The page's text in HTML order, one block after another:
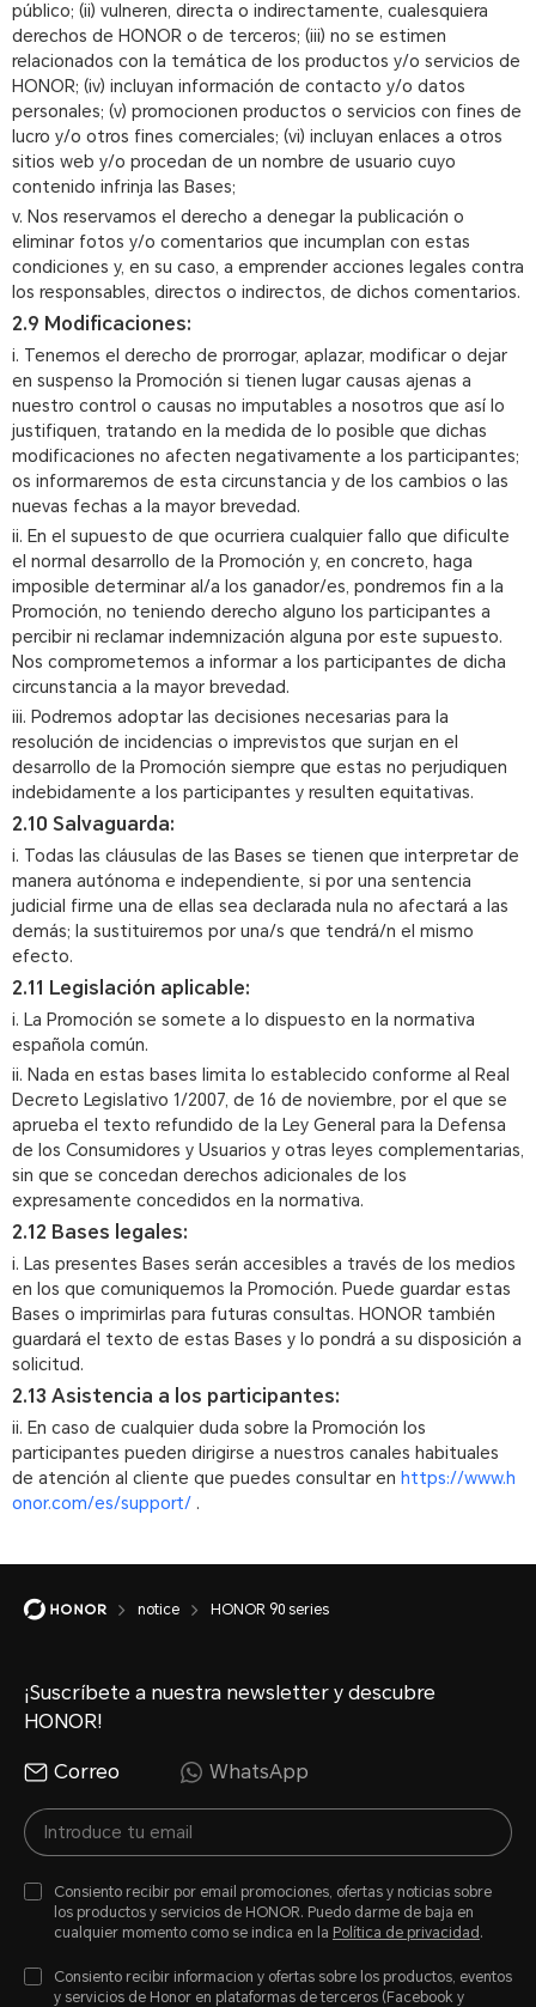
público; (ii) vulneren, directa o indirectamente, cualesquiera
derechos de HONOR o de terceros; (iii) no se estimen
relacionados con la temática de los productos y/o servicios de
HONOR; (iv) incluyan información de contacto y/o datos
personales; (v) promocionen productos o servicios con fines de
lucro y/o otros fines comerciales; (vi) incluyan enlaces a otros
sitios web y/o procedan de un nombre de usuario cuyo
contenido infrinja las Bases;
v. Nos reservamos el derecho a denegar la publicación o
eliminar fotos y/o comentarios que incumplan con estas
condiciones y, en su caso, a emprender acciones legales contra
los responsables, directos o indirectos, de dichos comentarios.
2.9 Modificaciones:
i. Tenemos el derecho de prorrogar, aplazar, modificar o dejar
en suspenso la Promoción si tienen lugar causas ajenas a
nuestro control o causas no imputables a nosotros que así lo
justifiquen, tratando en la medida de lo posible que dichas
modificaciones no afecten negativamente a los participantes;
os informaremos de esta circunstancia y de los cambios o las
nuevas fechas a la mayor brevedad.
ii. En el supuesto de que ocurriera cualquier fallo que dificulte
el normal desarrollo de la Promoción y, en concreto, haga
imposible determinar al/a los ganador/es, pondremos fin a la
Promoción, no teniendo derecho alguno los participantes a
percibir ni reclamar indemnización alguna por este supuesto.
Nos comprometemos a informar a los participantes de dicha
circunstancia a la mayor brevedad.
iii. Podremos adoptar las decisiones necesarias para la
resolución de incidencias o imprevistos que surjan en el
desarrollo de la Promoción siempre que estas no perjudiquen
indebidamente a los participantes y resulten equitativas.
2.10 Salvaguarda:
i. Todas las cláusulas de las Bases se tienen que interpretar de
manera autónoma e independiente, si por una sentencia
judicial firme una de ellas sea declarada nula no afectará a las
demás; la sustituiremos por una/s que tendrá/n el mismo
efecto.
2.11 Legislación aplicable:
i. La Promoción se somete a lo dispuesto en la normativa
española común.
ii. Nada en estas bases limita lo establecido conforme al Real
Decreto Legislativo 1/2007, de 16 de noviembre, por el que se
aprueba el texto refundido de la Ley General para la Defensa
de los Consumidores y Usuarios y otras leyes complementarias,
sin que se concedan derechos adicionales de los
expresamente concedidos en la normativa.
2.12 Bases legales:
i. Las presentes Bases serán accesibles a través de los medios
en los que comuniquemos la Promoción. Puede guardar estas
Bases o imprimirlas para futuras consultas. HONOR también
guardará el texto de estas Bases y lo pondrá a su disposición a
solicitud.
2.13 Asistencia a los participantes:
ii. En caso de cualquier duda sobre la Promoción los
participantes pueden dirigirse a nuestros canales habituales
de atención al cliente que puedes consultar en https://www.h
onor.com/es/support/ .
notice HONOR 90 series
¡Suscríbete a nuestra newsletter y descubre
HONOR!
Correo WhatsApp
Consiento recibir por email promociones, ofertas y noticias sobre
los productos y servicios de HONOR. Puedo darme de baja en
cualquier momento como se indica en la Política de privacidad .
Consiento recibir informacion y ofertas sobre los productos, eventos
y servicios de Honor en plataformas de terceros (Facebook y